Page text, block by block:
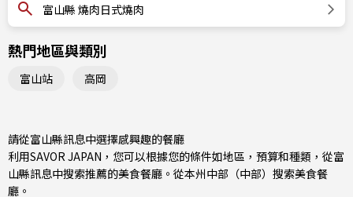
富山縣 燒肉日式燒肉
熱門地區與類別
富山站 高岡
請從富山縣訊息中選擇感興趣的餐廳
利用SAVOR JAPAN，您可以根據您的條件如地區，預算和種類，從富
山縣訊息中搜索推薦的美食餐廳。從本州中部（中部） 搜索美食餐
廳。